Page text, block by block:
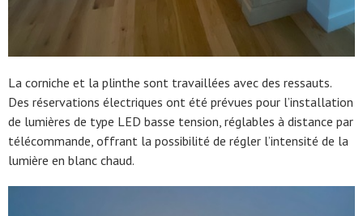
La corniche et la plinthe sont travaillées avec des ressauts.
Des réservations électriques ont été prévues pour l’installation
de lumières de type LED basse tension, réglables à distance par
télécommande, offrant la possibilité de régler l’intensité de la
lumière en blanc chaud.